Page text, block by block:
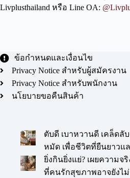
Livplusthailand หรือ Line OA:
ข้อกำหนดและเงื่อนไข
Privacy Notice สำหรับผู้สมัครงาน
Privacy Notice สำหรับพนักงาน
นโยบายขอคืนสินค้า
ตับดี เบาหวานดี เคล็ดลั
หมัด เพื่อชีวิตที่ยืนยาวแ
ยิ่งกินยิ่งแย่? เผยความจ
ที่คนรักสุขภาพอาจยังไม่